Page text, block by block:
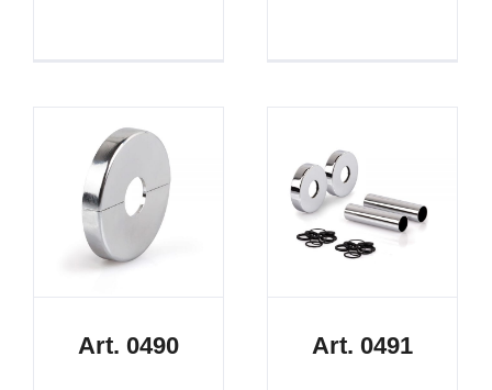
Art. 0490 Art. 0491